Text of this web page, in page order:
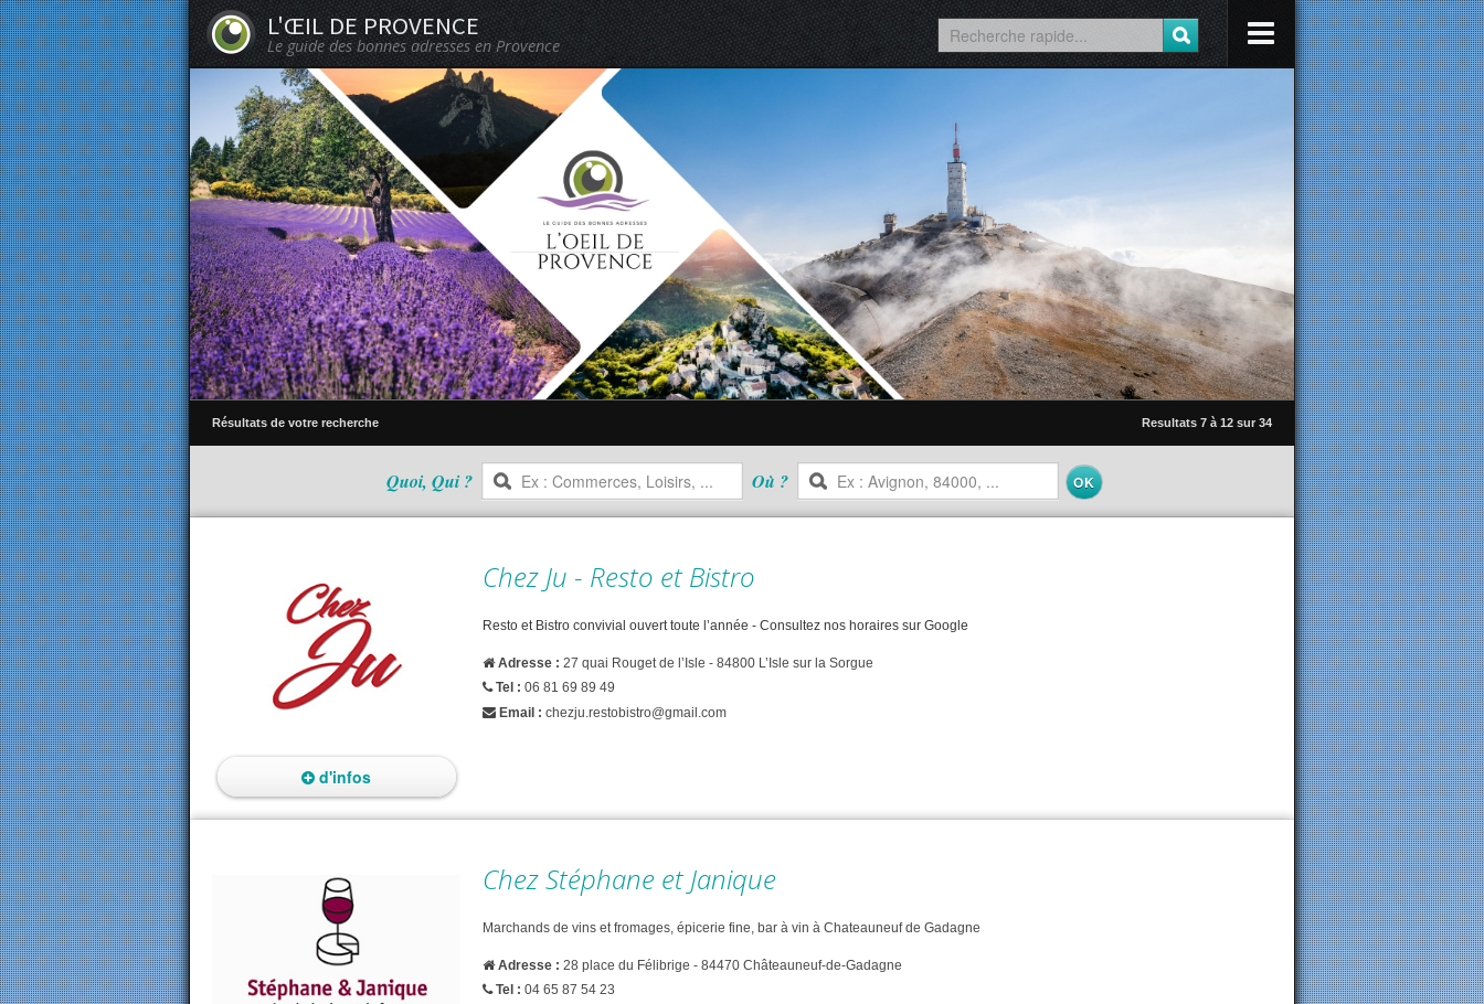
L'ŒIL DE PROVENCE
Le guide des bonnes adresses en Provence
Résultats de votre recherche Resultats 7 à 12 sur 34
Quoi, Qui ? Où ?
Chez Ju - Resto et Bistro
Resto et Bistro convivial ouvert toute l’année - Consultez nos horaires sur Google
Adresse : 27 quai Rouget de l’Isle - 84800 L’Isle sur la Sorgue
Tel : 06 81 69 89 49
Email : chezju.restobistro@gmail.com
d'infos
Chez Stéphane et Janique
Marchands de vins et fromages, épicerie fine, bar à vin à Chateauneuf de Gadagne
Adresse : 28 place du Félibrige - 84470 Châteauneuf-de-Gadagne
Tel : 04 65 87 54 23